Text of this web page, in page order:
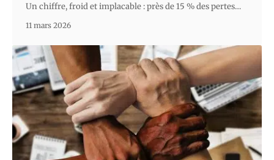
Un chiffre, froid et implacable : près de 15 % des pertes…
11 mars 2026